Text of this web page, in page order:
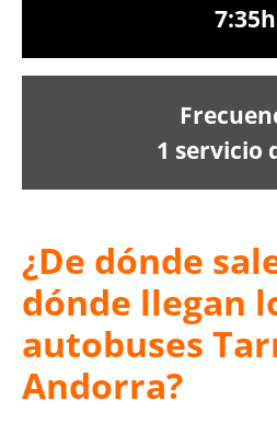
7:35h
1 servicio
¿De dónde
dónde llegan
autobuses
Andorra?